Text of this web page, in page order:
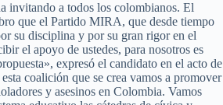
invitando a todos los colombianos. El
que el Partido MIRA, que desde tiempo
su disciplina y por su gran rigor en el
el apoyo de ustedes, para nosotros es
expresó el candidato en el acto de
coalición que se crea vamos a promover
y asesinos en Colombia. Vamos